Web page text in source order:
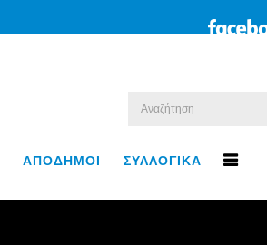
ΑΠΟΔΗΜΟΙ ΣΥΛΛΟΓΙΚΑ